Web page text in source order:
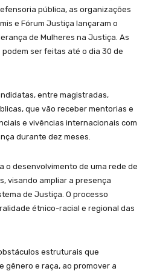
pública, as organizações
e Fórum Justiça lançaram o
de Mulheres na Justiça. As
ser feitas até o dia 30 de
entre magistradas,
que vão receber mentorias e
e vivências internacionais com
durante dez meses.
o desenvolvimento de uma rede de
visando ampliar a presença
de Justiça. O processo
étnico-racial e regional das
estruturais que
gênero e raça, ao promover a